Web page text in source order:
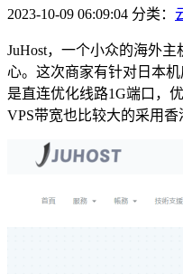
2023-10-09 06:09:04 分类：
JuHost，一个小众的海外主
心。这次商家有针对日本
是直连优化线路1G端口，
VPS带宽也比较大的采用香